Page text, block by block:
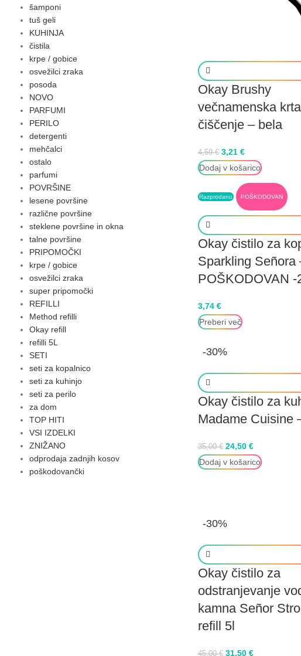
šamponi
tuš geli
KUHINJA
čistila
krpe / gobice
osvežilci zraka
posoda
NOVO
PARFUMI
PERILO
detergenti
mehčalci
ostalo
parfumi
POVRŠINE
lesene površine
različne površine
steklene površine in okna
talne površine
PRIPOMOČKI
krpe / gobice
osvežilci zraka
super pripomočki
REFILLI
Method refilli
Okay refill
refilli 5L
SETI
seti za kopalnico
seti za kuhinjo
seti za perilo
za dom
TOP HITI
VSI IZDELKI
ZNIŽANO
odprodaja zadnjih kosov
poškodovančki
Okay Brushy
večnamenska
čiščenje – bela
4,59€ 3,21 €
Dodaj v košarico
Razprodano POŠKODOVAN
Okay čistilo za
Sparkling Señora
POŠKODOVAN -
3,74 €
Preberi več
-30%
Okay čistilo za
Madame Cuisine
35,00€ 24,50 €
Dodaj v košarico
-30%
Okay čistilo za
odstranjevanje
kamna Señor
refill 5l
45,00€ 31,50 €